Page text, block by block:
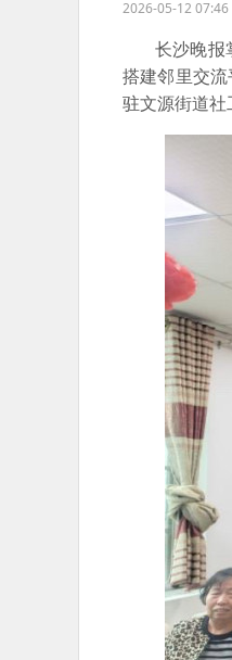
2026-05-12 07:46
长沙晚报
搭建邻里交流
驻文源街道社